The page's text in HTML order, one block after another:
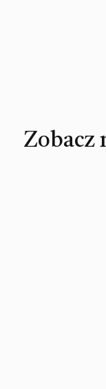
Zobacz